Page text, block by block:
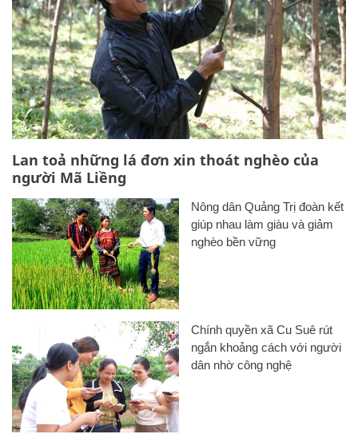
Lan toả những lá đơn xin thoát nghèo của
người Mã Liềng
Nông dân Quảng Trị đoàn kết
giúp nhau làm giàu và giảm
nghèo bền vững
Chính quyền xã Cu Suê rút
ngắn khoảng cách với người
dân nhờ công nghệ